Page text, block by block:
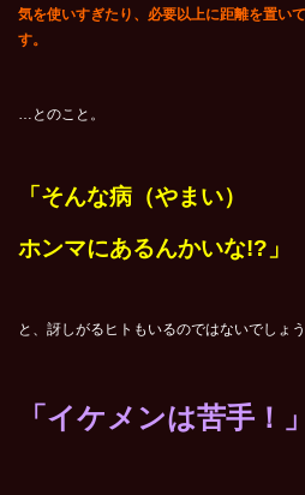
気を使いすぎたり、必要以上に距離を置い
す。
…とのこと。
「そんな病（やまい）
ホンマにあるんかいな!?」
と、訝しがるヒトもいるのではないでしょ
「イケメンは苦手！」